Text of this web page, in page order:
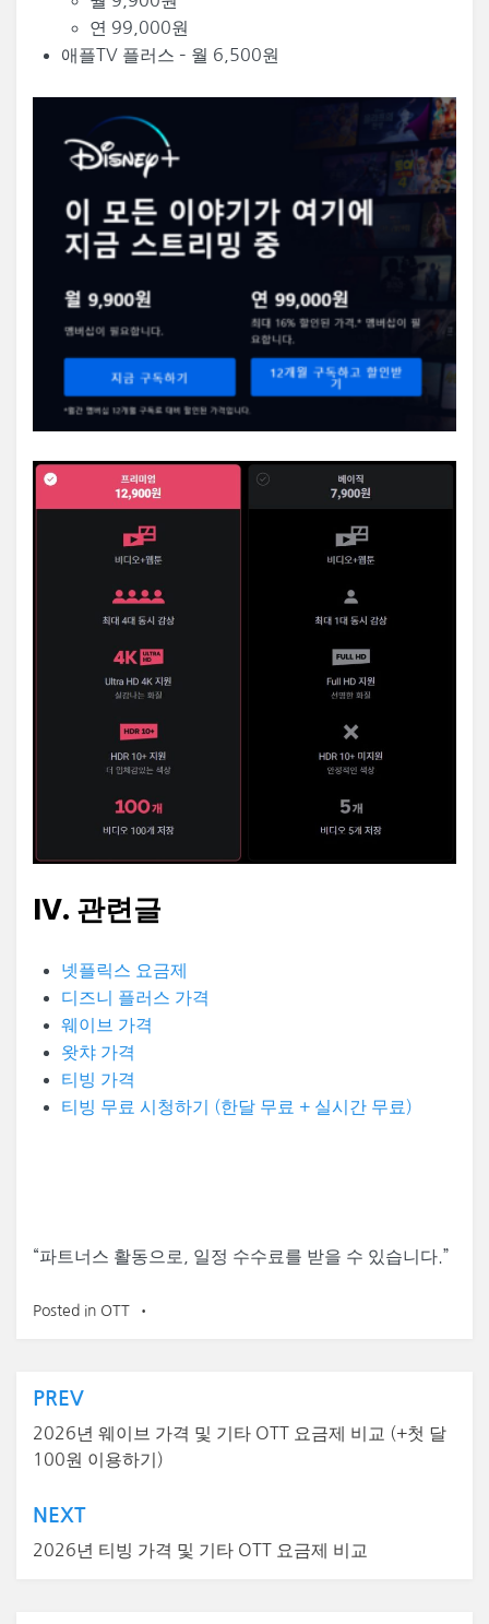
연 99,000원
애플TV 플러스 – 월 6,500원
IV. 관련글
넷플릭스 요금제
디즈니 플러스 가격
웨이브 가격
왓챠 가격
티빙 가격
티빙 무료 시청하기 (한달 무료 + 실시간 무료)
“파트너스 활동으로, 일정 수수료를 받을 수 있습니다.”
Posted in OTT
글
탐
색
PREV
2026년 웨이브 가격 및 기타 OTT 요금제 비교 (+첫 달
100원 이용하기)
NEXT
2026년 티빙 가격 및 기타 OTT 요금제 비교